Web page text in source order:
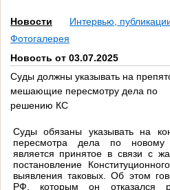
Новости
Интервью,
Фотогалерея
Новость от 03.07.2025
Суды должны указывать на
мешающие пересмотру дела по
решению КС
Суды обязаны указывать на
пересмотра дела по новому
является принятое в связи с
постановление
выявления таковых. Об этом
РФ, которым он отказался